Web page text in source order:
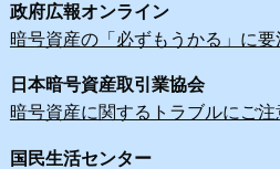
政府広報オンライン
暗号資産の「必ずもうかる」に要
日本暗号資産取引業協会
暗号資産に関するトラブルにご注
国民生活センター